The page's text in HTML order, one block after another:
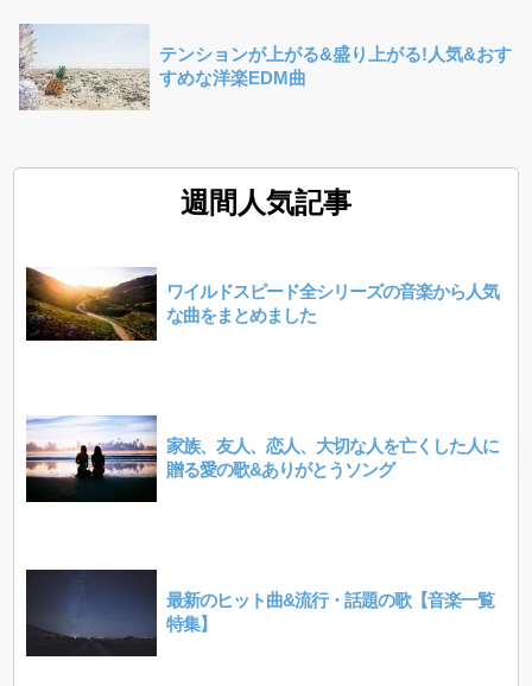
テンションが上がる&盛り上がる!人気&おす
すめな洋楽EDM曲
週間人気記事
ワイルドスピード全シリーズの音楽から人気
な曲をまとめました
家族、友人、恋人、大切な人を亡くした人に
贈る愛の歌&ありがとうソング
最新のヒット曲&流行・話題の歌【音楽一覧
特集】